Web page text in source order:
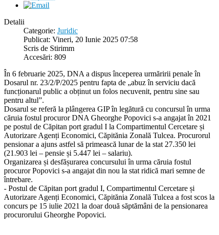
Detalii
Categorie: Juridic
Publicat: Vineri, 20 Iunie 2025 07:58
Scris de Stirimm
Accesări: 809
În 6 februarie 2025, DNA a dispus începerea urmăririi penale în
Dosarul nr. 23/2/P/2025 pentru fapta de „abuz în serviciu dacă
funcționarul public a obținut un folos necuvenit, pentru sine sau
pentru altul”.
Dosarul se referă la plângerea GIP în legătură cu concursul în urma
căruia fostul procuror DNA Gheorghe Popovici s-a angajat în 2021
pe postul de Căpitan port gradul I la Compartimentul Cercetare și
Autorizare Agenți Economici, Căpitănia Zonală Tulcea. Procurorul
pensionar a ajuns astfel să primească lunar de la stat 27.350 lei
(21.903 lei – pensie și 5.447 lei – salariu).
Organizarea și desfășurarea concursului în urma căruia fostul
procuror Popovici s-a angajat din nou la stat ridică mari semne de
întrebare.
- Postul de Căpitan port gradul I, Compartimentul Cercetare și
Autorizare Agenți Economici, Căpitănia Zonală Tulcea a fost scos la
concurs pe 15 iulie 2021 la doar două săptămâni de la pensionarea
procurorului Gheorghe Popovici.